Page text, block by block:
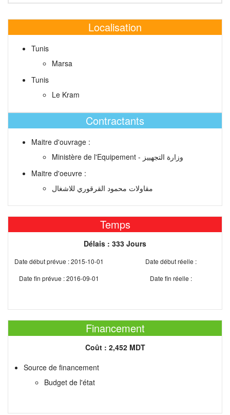
Localisation
Tunis
Marsa
Tunis
Le Kram
Contractants
Maitre d'ouvrage :
Ministère de l'Equipement - وزارة التجهييز
Maitre d'oeuvre :
مقاولات محمود القرقوري للاشغال
Temps
Délais : 333 Jours
Date début prévue : 2015-10-01
Date début réelle :
Date fin prévue : 2016-09-01
Date fin réelle :
Financement
Coût : 2,452 MDT
Source de financement
Budget de l'état